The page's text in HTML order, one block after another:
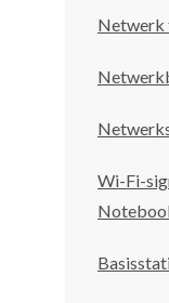
Netwerk
Wi-Fi-